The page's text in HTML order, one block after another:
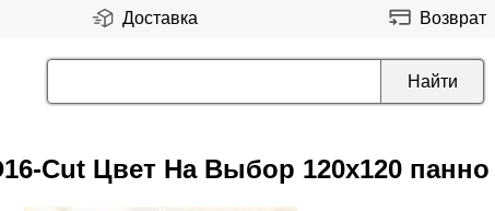
Доставка Возврат
Cut Цвет На Выбор 120x120 панно